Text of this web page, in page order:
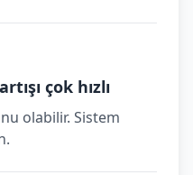
çok hızlı
olabilir. Sistem